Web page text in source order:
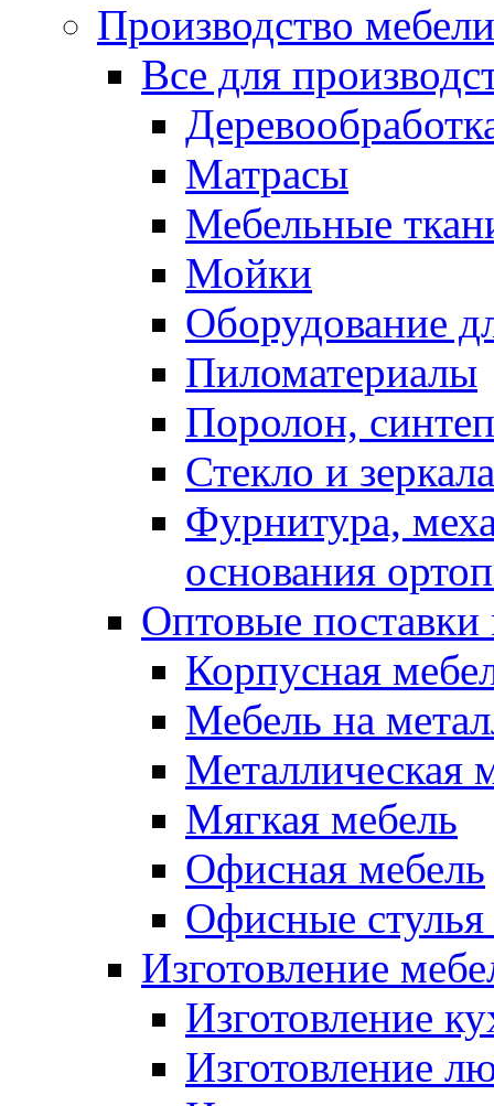
Производство мебели
Все для
Матрасы
Мебельные
Мойки
Оборудование
Пиломатериалы
Поролон,
Стекло и зеркала
Фурнитура,
основания
Оптовые поставки
Корпусная
Мебель на
Металлическая
Мягкая мебель
Офисная мебель
Офисные стулья
Изготовление
Изготовление
Изготовление